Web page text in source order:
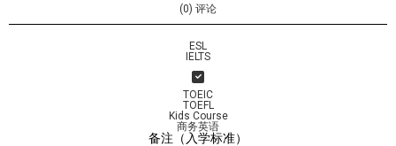
(0) 评论
ESL
IELTS
TOEIC
TOEFL
Kids Course
商务英语
备注（入学标准）